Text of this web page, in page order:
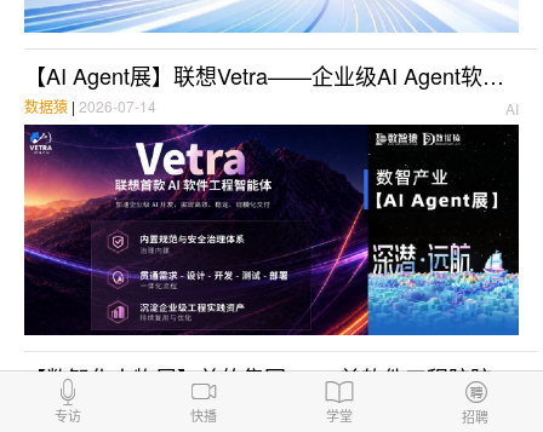
【AI Agent展】联想Vetra——企业级AI Agent软件工程智能体
AI
数据猿 | 2026-07-14
【数智化人物展】美的集团CISO兼软件工程院院长刘向阳：AI 时代 地基决定高度
数智化人物展
原创 刘向阳 2026-07-06
专访 快播 学堂 招聘